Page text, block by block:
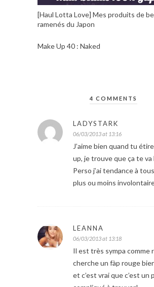
[Haul Lotta Love] Mes produits de
ramenés du Japon
Make Up 40 : Naked
4 COMMENTS
LADYSTARK
06/03/2013 at 13:16
J’aime bien quand tu
up, je trouve que ça te va
Perso j’ai tendance à
plus ou moins
LEANNA
06/03/2013 at 13:18
Il est très sympa comme
cherche un fàp rouge
et c’est vrai que c’est un